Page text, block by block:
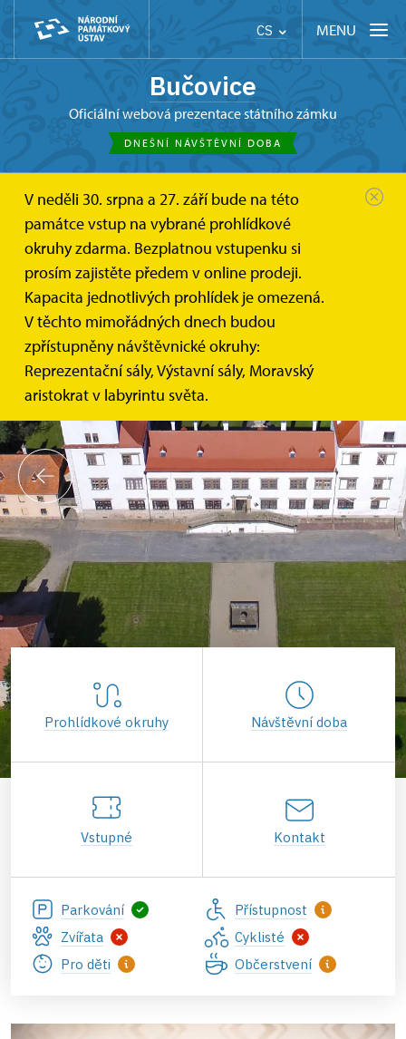
CS MENU
Bučovice
oficiální webová prezentace státního zámku
DNEŠNÍ NÁVŠTĚVNÍ DOBA
V neděli 30. srpna a 27. září bude na této
památce vstup na vybrané prohlídkové
okruhy zdarma. Bezplatnou vstupenku si
prosím zajistěte předem v online prodeji.
Kapacita jednotlivých prohlídek je omezená.
V těchto mimořádných dnech budou
zpřístupněny návštěvnické okruhy:
Reprezentační sály, Výstavní sály, Moravský
aristokrat v labyrintu světa.
Prohlídkové okruhy Návštěvní doba
Vstupné Kontakt
Parkování
Přístupnost
Zvířata
Cyklisté
Pro děti
Občerstvení